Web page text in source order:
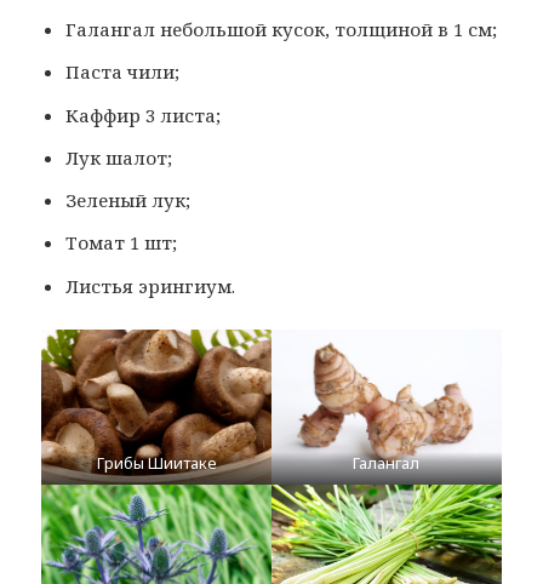
Галангал небольшой кусок, толщиной в 1 см;
Паста чили;
Каффир 3 листа;
Лук шалот;
Зеленый лук;
Томат 1 шт;
Листья эрингиум.
Грибы Шиитаке Галангал